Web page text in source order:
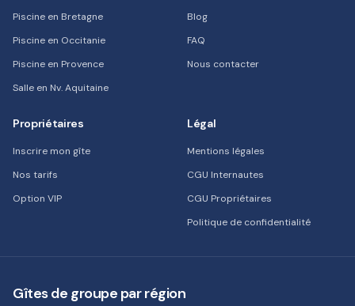
Piscine en Bretagne
Piscine en Occitanie
Piscine en Provence
Salle en Nv. Aquitaine
Blog
FAQ
Nous contacter
Propriétaires
Inscrire mon gîte
Nos tarifs
Option VIP
Légal
Mentions légales
CGU Internautes
CGU Propriétaires
Politique de confidentialité
Gîtes de groupe par région